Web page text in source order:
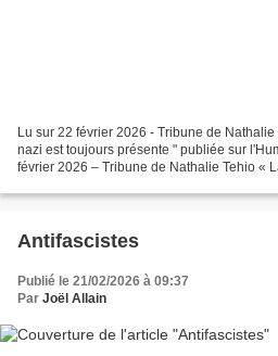
Lu sur 22 février 2026 - Tribune de
nazi est toujours présente " publiée sur
février 2026 – Tribune de Nathalie Tehio «
Antifascistes
Publié le 21/02/2026 à 09:37
Par Joël Allain